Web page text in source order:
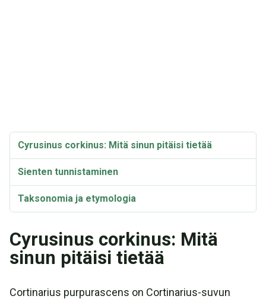
Cyrusinus corkinus: Mitä sinun pitäisi tietää
Sienten tunnistaminen
Taksonomia ja etymologia
Cyrusinus corkinus: Mitä
sinun pitäisi tietää
Cortinarius purpurascens on Cortinarius-suvun